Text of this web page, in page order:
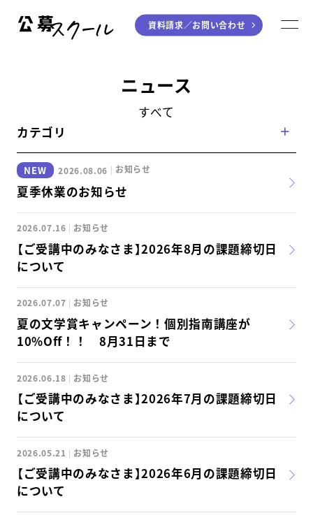
ジャンルから探す
エッセイ
童話
ライティング
川柳・短歌・俳句
アート・絵本
学び方から探す
デジタル講座
個別指南講座
スクールマガジン
コンセプト
受講の流れ
ニュース
資料請求／
資料請求／お問い合わせ
ニュース
すべて
カテゴリ
2026.08.06 お知らせ
夏季休業のお知らせ
2026.07.16 お知らせ
【ご受講中のみなさま】2026年8月の課題締切日
について
2026.07.07 お知らせ
夏の文学賞キャンペーン！個別指南講座が
10%Off！！ 8月31日まで
2026.06.18 お知らせ
【ご受講中のみなさま】2026年7月の課題締切日
について
2026.05.21 お知らせ
【ご受講中のみなさま】2026年6月の課題締切日
について